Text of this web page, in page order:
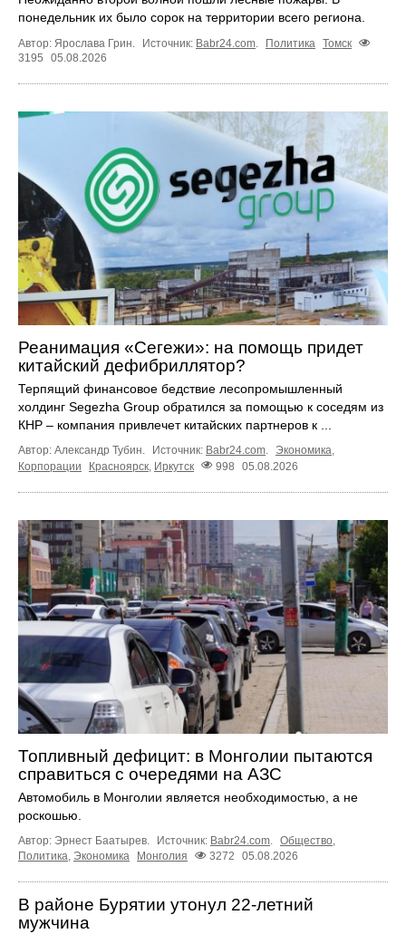
понедельник их было сорок на территории всего региона.
Автор: Ярослава Грин. Источник: Babr24.com. Политика Томск
3195
05.08.2026
Реанимация «Сегежи»: на помощь придет
китайский дефибриллятор?
Терпящий финансовое бедствие лесопромышленный
холдинг Segezha Group обратился за помощью к соседям из
КНР – компания привлечет китайских партнеров к ...
Автор: Александр Тубин. Источник: Babr24.com. Экономика,
Корпорации
Красноярск Иркутск 998 05.08.2026
Топливный дефицит: в Монголии пытаются
справиться с очередями на АЗС
Автомобиль в Монголии является необходимостью, а не
роскошью.
Автор: Эрнест Баатырев. Источник: Babr24.com. Общество,
Политика, Экономика Монголия 3272 05.08.2026
В районе Бурятии утонул 22-летний
мужчина